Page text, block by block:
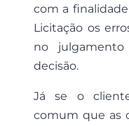
com a
Licitação os
no
decisão.
Já se o
comum que as